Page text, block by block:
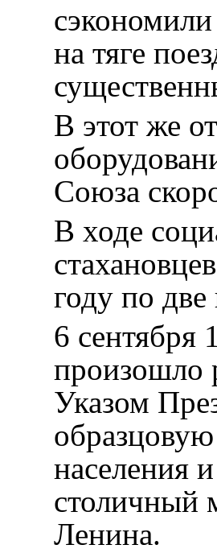
на тяге
В этот же
Союза
В ходе
году по
6 сентября
произошло
Указом
населения
столичный
Ленина.